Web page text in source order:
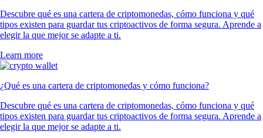
Descubre qué es una cartera de criptomonedas, cómo funciona y qué
tipos existen para guardar tus criptoactivos de forma segura. Aprende a
elegir la que mejor se adapte a ti.
Learn more
¿Qué es una cartera de criptomonedas y cómo funciona?
Descubre qué es una cartera de criptomonedas, cómo funciona y qué
tipos existen para guardar tus criptoactivos de forma segura. Aprende a
elegir la que mejor se adapte a ti.